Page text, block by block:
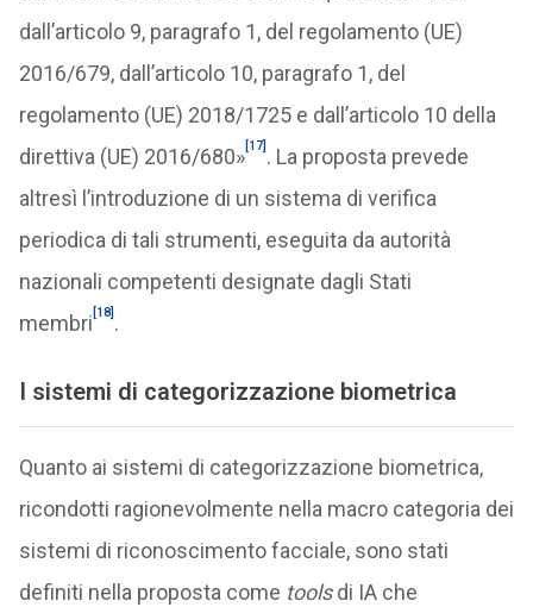
dall’articolo 9, paragrafo 1, del regolamento (UE)
2016/679, dall’articolo 10, paragrafo 1, del
regolamento (UE) 2018/1725 e dall’articolo 10 della
direttiva (UE) 2016/680»[17] . La proposta prevede
altresì l’introduzione di un sistema di verifica
periodica di tali strumenti, eseguita da autorità
nazionali competenti designate dagli Stati
membri [18] .
I sistemi di categorizzazione biometrica
Quanto ai sistemi di categorizzazione biometrica,
ricondotti ragionevolmente nella macro categoria dei
sistemi di riconoscimento facciale, sono stati
definiti nella proposta come toolsdi IA che